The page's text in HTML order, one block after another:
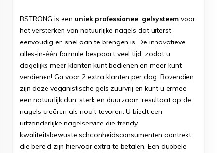
BSTRONG is een uniek professioneel gelsysteem voor
het versterken van natuurlijke nagels dat uiterst
eenvoudig en snel aan te brengen is. De innovatieve
alles-in-één formule bespaart veel tijd, zodat u
dagelijks meer klanten kunt bedienen en meer kunt
verdienen! Ga voor 2 extra klanten per dag. Bovendien
zijn deze veganistische gels zuurvrij en kunt u ermee
een natuurlijk dun, sterk en duurzaam resultaat op de
nagels creëren als nooit tevoren. U biedt een
uitzonderlijke nagelservice die trendy,
kwaliteitsbewuste schoonheidsconsumenten aantrekt
die bereid zijn hiervoor extra te betalen. Een dubbele